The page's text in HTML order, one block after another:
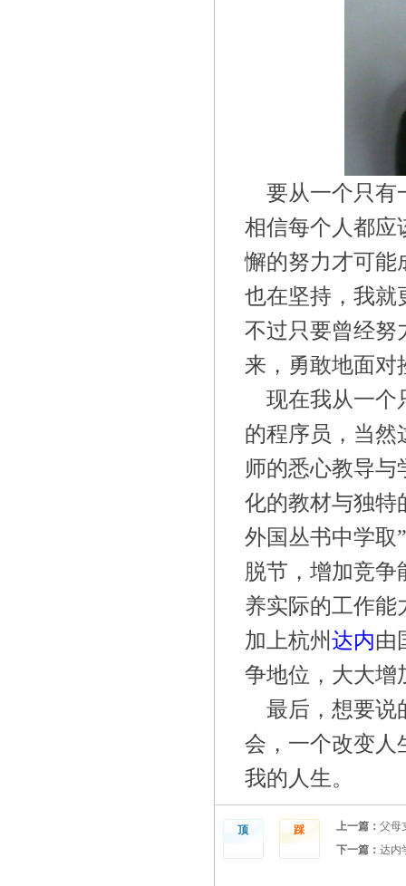
要从一个只有
相信每个人都应
懈的努力才可能
也在坚持，我就
不过只要曾经努
来，勇敢地面对
现在我从一个
的程序员，当然
师的悉心教导与
化的教材与独特
外国丛书中学取
脱节，增加竞争
养实际的工作能
加上杭州达内由
争地位，大大增
最后，想要说
会，一个改变人
我的人生。
顶 踩 上一篇： 父母
下一篇： 达内